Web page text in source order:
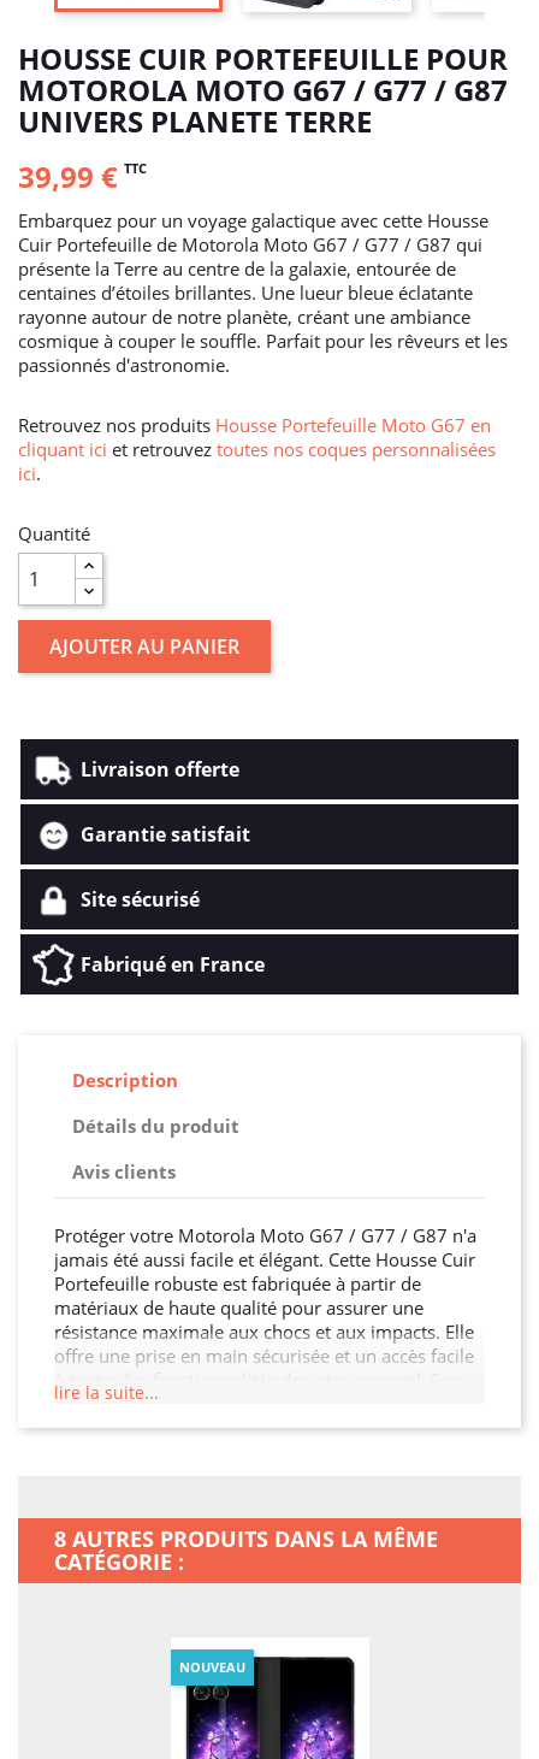
HOUSSE CUIR PORTEFEUILLE POUR
MOTOROLA MOTO G67 / G77 / G87
UNIVERS PLANETE TERRE
39,99 € TTC
Embarquez pour un voyage galactique avec cette Housse
Cuir Portefeuille de Motorola Moto G67 / G77 / G87 qui
présente la Terre au centre de la galaxie, entourée de
centaines d’étoiles brillantes. Une lueur bleue éclatante
rayonne autour de notre planète, créant une ambiance
cosmique à couper le souffle. Parfait pour les rêveurs et les
passionnés d'astronomie.
Retrouvez nos produits Housse Portefeuille Moto G67 en
cliquant ici et retrouvez toutes nos coques personnalisées
ici.
Quantité
AJOUTER AU PANIER
Livraison offerte
Garantie satisfait
Site sécurisé
Fabriqué en France
Description
Détails du produit
Avis clients
Protéger votre Motorola Moto G67 / G77 / G87 n'a
jamais été aussi facile et élégant. Cette Housse Cuir
Portefeuille robuste est fabriquée à partir de
matériaux de haute qualité pour assurer une
résistance maximale aux chocs et aux impacts. Elle
offre une prise en main sécurisée et un accès facile
à toutes les fonctionnalités de votre appareil. Son
design fin et léger n'alourdit pas votre Motorola
Moto G67 / G77 / G87, tout en garantissant une
lire la suite...
8 AUTRES PRODUITS DANS LA MÊME
CATÉGORIE :
NOUVEAU